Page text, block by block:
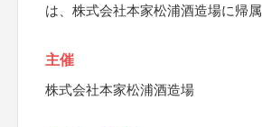
は、株式会社本家松浦酒造場に帰属
主催
株式会社本家松浦酒造場